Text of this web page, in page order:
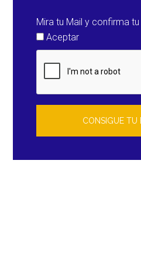
Mira tu Mail y confirma
Aceptar